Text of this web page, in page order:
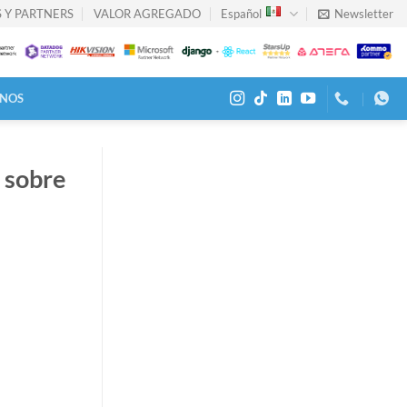
PARTNERS VALOR AGREGADO Español Newsletter
sobre